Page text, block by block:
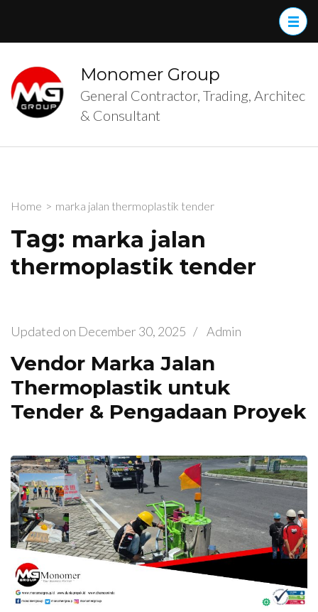
(Press
Enter)
Monomer Group
General Contractor, Trading, Architec
& Consultant
Home > marka jalan thermoplastik tender
Tag: marka jalan
thermoplastik tender
Updated on December 30, 2025 / Admin
Vendor Marka Jalan
Thermoplastik untuk
Tender & Pengadaan Proyek